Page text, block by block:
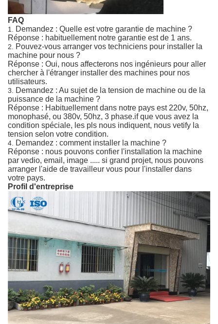
FAQ
1. Demandez : Quelle est votre garantie de machine ?
Réponse : habituellement notre garantie est de 1 ans.
2. Pouvez-vous arranger vos techniciens pour installer la
machine pour nous ?
Réponse : Oui, nous affecterons nos ingénieurs pour aller
chercher à l'étranger installer des machines pour nos
utilisateurs.
3. Demandez : Au sujet de la tension de machine ou de la
puissance de la machine ?
Réponse : Habituellement dans notre pays est 220v, 50hz,
monophasé, ou 380v, 50hz, 3 phase.if que vous avez la
condition spéciale, les pls nous indiquent, nous vetify la
tension selon votre condition.
4. Demandez : comment installer la machine ?
Réponse : nous pouvons confier l'installation la machine
par vedio, email, image ..... si grand projet, nous pouvons
arranger l'aide de travailleur vous pour l'installer dans
votre pays.
Profil d'entreprise